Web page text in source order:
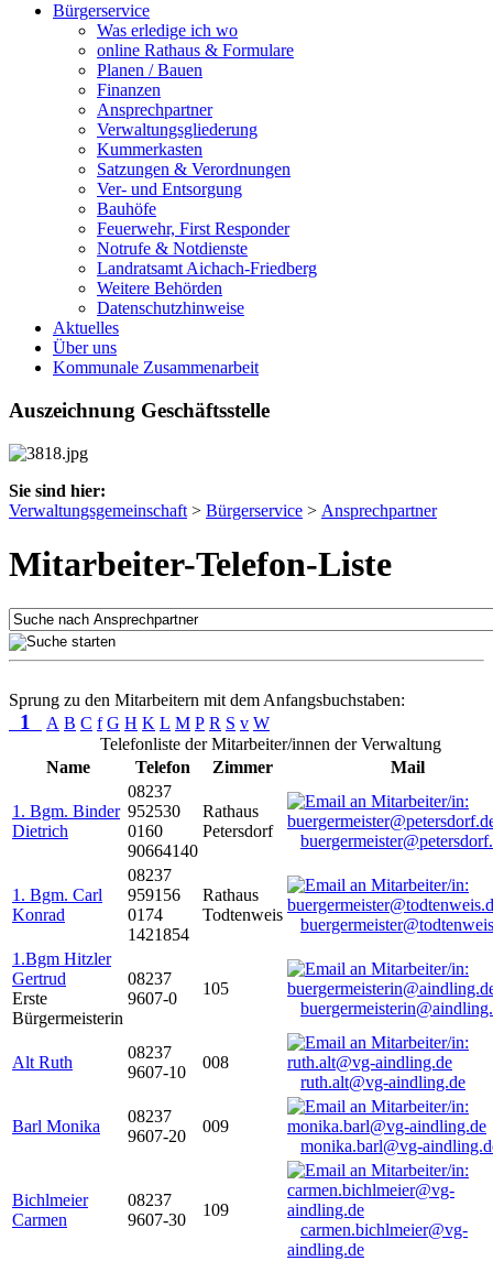
Bürgerservice
Was erledige ich wo
online Rathaus & Formulare
Planen / Bauen
Finanzen
Ansprechpartner
Verwaltungsgliederung
Kummerkasten
Satzungen & Verordnungen
Ver- und Entsorgung
Bauhöfe
Feuerwehr, First Responder
Notrufe & Notdienste
Landratsamt Aichach-Friedberg
Weitere Behörden
Datenschutzhinweise
Aktuelles
Über uns
Kommunale Zusammenarbeit
Auszeichnung Geschäftsstelle
Sie sind hier:
Verwaltungsgemeinschaft > Bürgerservice > Ansprechpartner
Mitarbeiter-Telefon-Liste
Sprung zu den Mitarbeitern mit dem Anfangsbuchstaben:
1 A B C f G H K L M P R S v W
Telefonliste der Mitarbeiter/innen der Verwaltung
Name
Telefon Zimmer Mail
1. Bgm. Binder
Dietrich
08237
952530
0160
90664140
Rathaus
Petersdorf
1. Bgm. Carl
Konrad
08237
959156
0174
1421854
Rathaus
Todtenweis
1.Bgm Hitzler
Gertrud
Erste
Bürgermeisterin
08237
9607-0
105
Alt Ruth
08237
9607-10
008
ruth.alt@vg-aindling.de
Barl Monika
08237
9607-20
009
monika.barl@vg-
Bichlmeier
Carmen
08237
9607-30
109
carmen.bichlmeier@vg-
aindling.de